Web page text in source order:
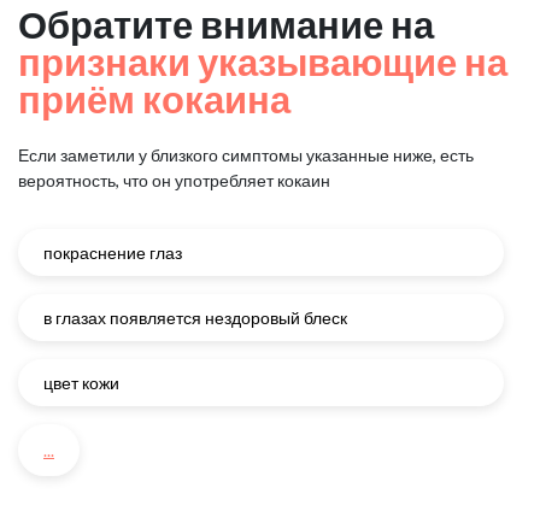
Обратите внимание на
признаки указывающие на
приём кокаина
Если заметили у близкого симптомы указанные ниже, есть
вероятность, что он употребляет кокаин
покраснение глаз
в глазах появляется нездоровый блеск
цвет кожи
...